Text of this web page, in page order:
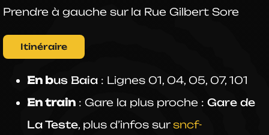
Prendre à gauche sur la Rue Gilbert Sore
Itinéraire
En bus Baia: Lignes 01, 04, 05, 07, 101
En train: Gare la plus proche : Gare de
La Teste, plus d’infos sursncf-